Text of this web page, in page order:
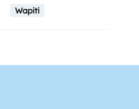
Wapiti